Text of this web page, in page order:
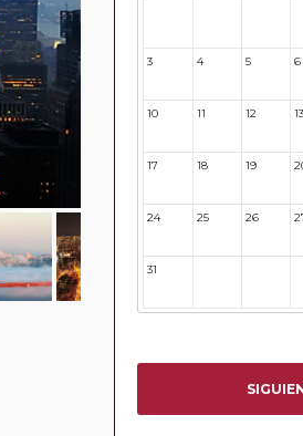
3 4 5 6
10 11 12 13
17 18 19
24 25 26
31